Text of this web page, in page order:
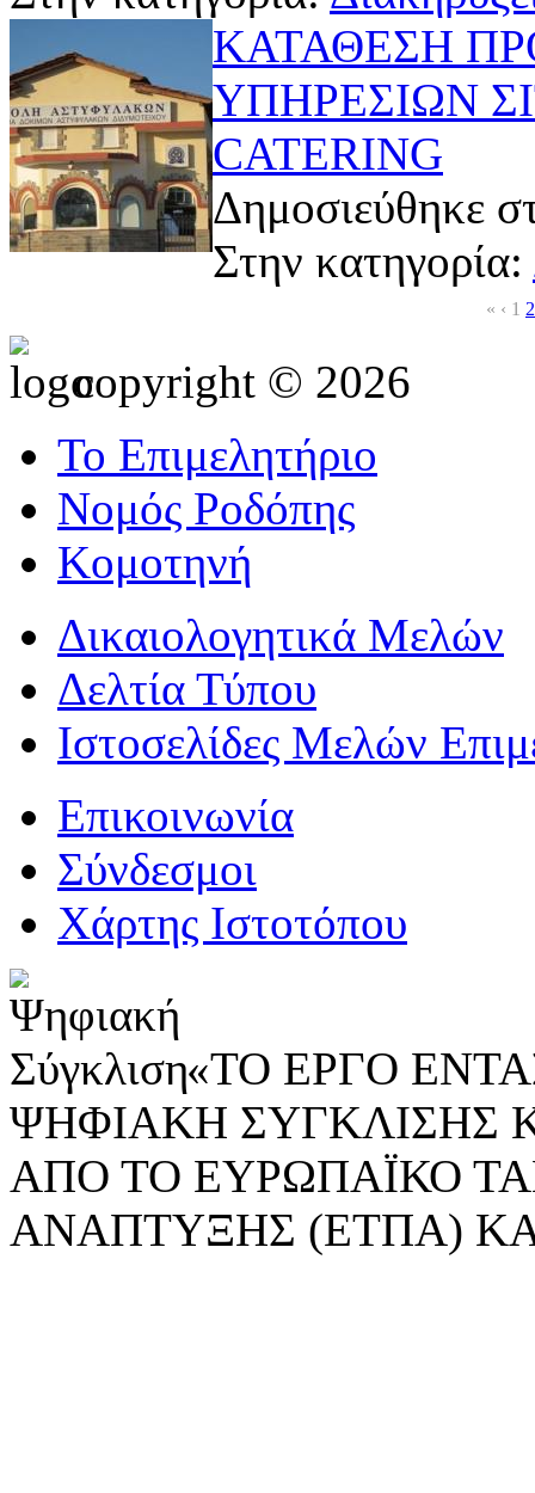
ΚΑΤΑΘΕΣΗ
ΥΠΗΡΕΣΙΩΝ
CATERING
Δημοσιεύθηκε
Στην κατηγορία:
« ‹ 1 2
copyright © 2026
Το Επιμελητήριο
Νομός Ροδόπης
Κομοτηνή
Δικαιολογητικά Μελών
Δελτία Τύπου
Ιστοσελίδες Μελών
Επικοινωνία
Σύνδεσμοι
Χάρτης Ιστοτόπου
«ΤΟ ΕΡΓΟ
ΨΗΦΙΑΚΗ ΣΥΓΚΛΙΣΗΣ
ΑΠΟ ΤΟ ΕΥΡΩΠΑΪΚΟ
ΑΝΑΠΤΥΞΗΣ (ΕΤΠΑ)